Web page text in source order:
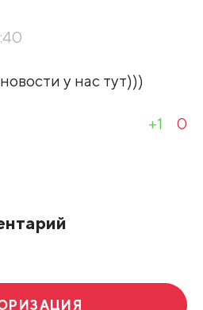
у нас тут)))
+1 0